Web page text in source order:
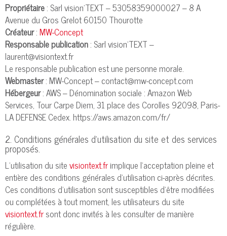
Propriétaire: Sarl vision'TEXT – 53058359000027 – 8 A
Avenue du Gros Grelot 60150 Thourotte
Créateur:MW-Concept
Responsable publication: Sarl vision'TEXT –
laurent@visiontext.fr
Le responsable publication est une personne morale.
Webmaster: MW-Concept – contact@mw-concept.com
Hébergeur: AWS – Dénomination sociale : Amazon Web
Services, Tour Carpe Diem, 31 place des Corolles 92098, Paris-
LA DEFENSE Cedex. https://aws.amazon.com/fr/
2. Conditions générales d’utilisation du site et des services
proposés.
L’utilisation du sitevisiontext.frimplique l’acceptation pleine et
entière des conditions générales d’utilisation ci-après décrites.
Ces conditions d’utilisation sont susceptibles d’être modifiées
ou complétées à tout moment, les utilisateurs du site
visiontext.frsont donc invités à les consulter de manière
régulière.